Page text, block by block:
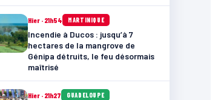
Hier · 21h54 MARTINIQUE
Incendie à Ducos : jusqu’à 7
hectares de la mangrove de
Génipa détruits, le feu désormais
maîtrisé
Hier · 21h27 GUADELOUPE